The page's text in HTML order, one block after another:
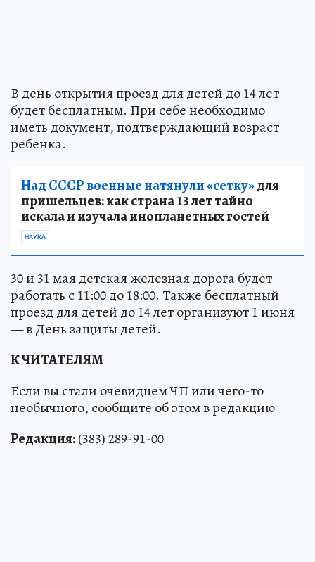
В день открытия проезд для детей до 14 лет
будет бесплатным. При себе необходимо
иметь документ, подтверждающий возраст
ребенка.
Над СССР военные натянули «сетку»для
пришельцев: как страна 13 лет тайно
искала и изучала инопланетных гостей
НАУКА
30 и 31 мая детская железная дорога будет
работать с 11:00 до 18:00. Также бесплатный
проезд для детей до 14 лет организуют 1 июня
— в День защиты детей.
К ЧИТАТЕЛЯМ
Если вы стали очевидцем ЧП или чего-то
необычного, сообщите об этом в редакцию
Редакция:(383) 289-91-00